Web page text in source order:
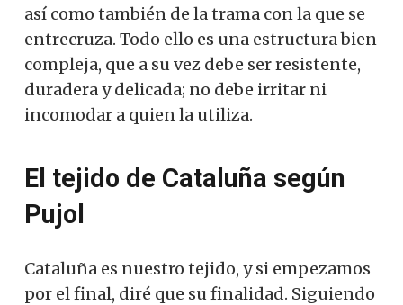
así como también de la trama con la que se
entrecruza. Todo ello es una estructura bien
compleja, que a su vez debe ser resistente,
duradera y delicada; no debe irritar ni
incomodar a quien la utiliza.
El tejido de Cataluña según
Pujol
Cataluña es nuestro tejido, y si empezamos
por el final, diré que su finalidad. Siguiendo